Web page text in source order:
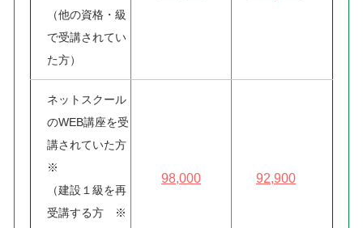
（他の資格・級
で受講されてい
た方）
ネットスクール
のWEB講座を受
講されていた方
※
（建設１級を再
受講する方 ※
98,000 92,900